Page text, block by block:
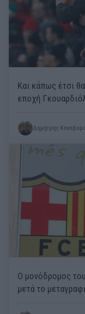
Και κάπως έτσι
εποχή
Δημήτρης
Ο μονόδρομος
μετά το